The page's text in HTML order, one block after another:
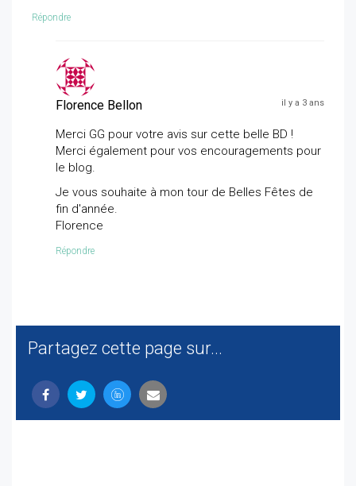
Répondre
Florence Bellon il y a 3 ans
Merci GG pour votre avis sur cette belle BD !
Merci également pour vos encouragements pour
le blog.
Je vous souhaite à mon tour de Belles Fêtes de
fin d'année.
Florence
Répondre
Partagez cette page sur...